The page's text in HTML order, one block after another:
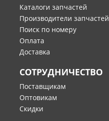
Каталоги запчастей
Производители запчастей
Поиск по номеру
Оплата
Доставка
СОТРУДНИЧЕСТВО
Поставщикам
Оптовикам
Скидки